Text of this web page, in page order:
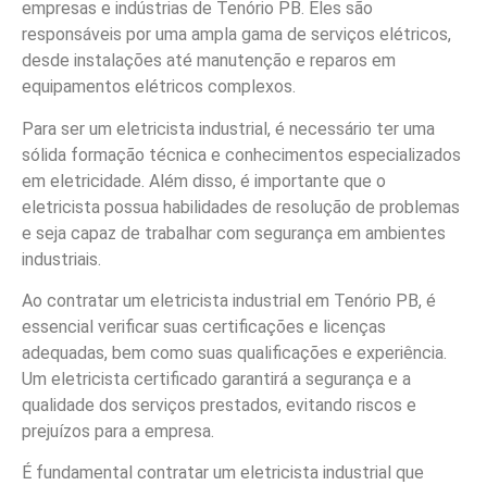
empresas e indústrias de Tenório PB. Eles são
responsáveis por uma ampla gama de serviços elétricos,
desde instalações até manutenção e reparos em
equipamentos elétricos complexos.
Para ser um eletricista industrial, é necessário ter uma
sólida formação técnica e conhecimentos especializados
em eletricidade. Além disso, é importante que o
eletricista possua habilidades de resolução de problemas
e seja capaz de trabalhar com segurança em ambientes
industriais.
Ao contratar um eletricista industrial em Tenório PB, é
essencial verificar suas certificações e licenças
adequadas, bem como suas qualificações e experiência.
Um eletricista certificado garantirá a segurança e a
qualidade dos serviços prestados, evitando riscos e
prejuízos para a empresa.
É fundamental contratar um eletricista industrial que